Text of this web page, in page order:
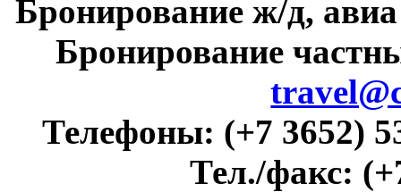
Бронирование ж/д,
Бронирование
Телефоны: (+7 3652)
Тел./факс: